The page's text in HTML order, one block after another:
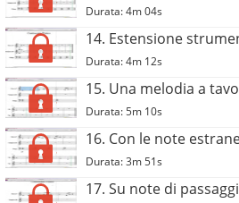
Durata: 4m 04s
14. Estensione
Durata: 4m 12s
15. Una melodia a
Durata: 5m 10s
16. Con le note
Durata: 3m 51s
17. Su note di